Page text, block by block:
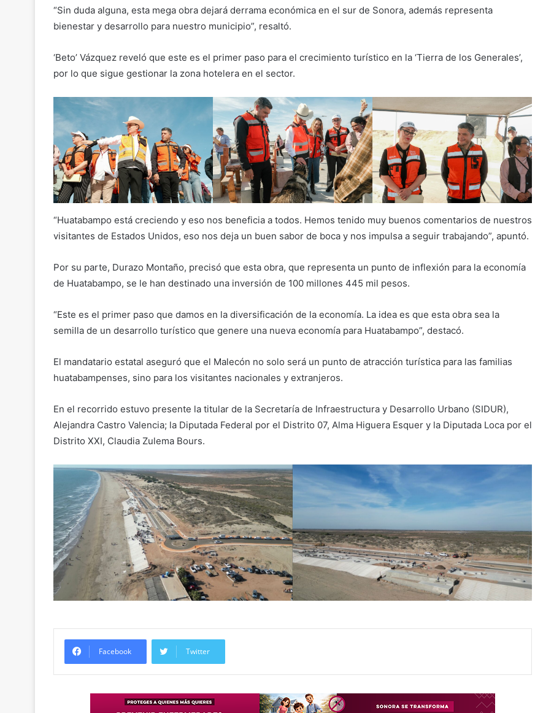
“Sin duda alguna, esta mega obra dejará derrama económica en el sur de Sonora, además representa
bienestar y desarrollo para nuestro municipio”, resaltó.
‘Beto’ Vázquez reveló que este es el primer paso para el crecimiento turístico en la ‘Tierra de los Generales’,
por lo que sigue gestionar la zona hotelera en el sector.
“Huatabampo está creciendo y eso nos beneficia a todos. Hemos tenido muy buenos comentarios de nuestros
visitantes de Estados Unidos, eso nos deja un buen sabor de boca y nos impulsa a seguir trabajando”, apuntó.
Por su parte, Durazo Montaño, precisó que esta obra, que representa un punto de inflexión para la economía
de Huatabampo, se le han destinado una inversión de 100 millones 445 mil pesos.
“Este es el primer paso que damos en la diversificación de la economía. La idea es que esta obra sea la
semilla de un desarrollo turístico que genere una nueva economía para Huatabampo”, destacó.
El mandatario estatal aseguró que el Malecón no solo será un punto de atracción turística para las familias
huatabampenses, sino para los visitantes nacionales y extranjeros.
En el recorrido estuvo presente la titular de la Secretaría de Infraestructura y Desarrollo Urbano (SIDUR),
Alejandra Castro Valencia; la Diputada Federal por el Distrito 07, Alma Higuera Esquer y la Diputada Loca por el
Distrito XXI, Claudia Zulema Bours.
Facebook Twitter